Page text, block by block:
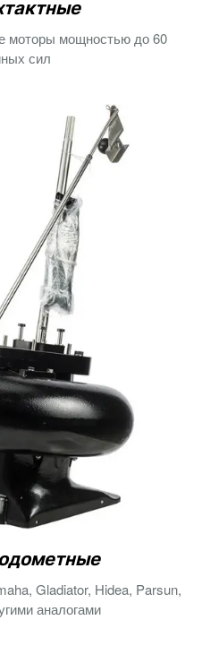
моторы мощностью до 60
сил
Gladiator, Hidea, Parsun,
аналогами